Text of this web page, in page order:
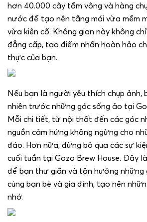
hơn 40.000 cây tầm vông và hàng
nước để tạo nên tầng mái vừa mềm
vừa kiên cố. Không gian này không
đẳng cấp, tạo điểm nhấn hoàn hảo
thực của bạn.
Nếu bạn là người yêu thích chụp ảnh,
nhiên trước những góc sống ảo tại
Mỗi chi tiết, từ nội thất đến các góc
nguồn cảm hứng không ngừng cho
đáo. Hơn nữa, đừng bỏ qua các sự
cuối tuần tại Gozo Brew House. Đây
để bạn thư giãn và tận hưởng những
cùng bạn bè và gia đình, tạo nên
nhớ.